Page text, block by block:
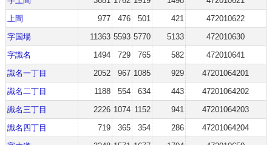
上間
977 476 501 421
472010622
字国場
11363 5593 5770 5133
472010630
字識名
1494 729 765 582
472010641
識名一丁目
2052 967 1085 929
47201064201
識名二丁目
1188 554 634 443
47201064202
識名三丁目
2226 1074 1152 941
47201064203
識名四丁目
719 365 354 286
47201064204